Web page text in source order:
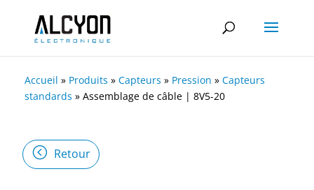
Accueil » Produits » Capteurs » Pression » Capteurs
standards » Assemblage de câble | 8V5-20
Retour